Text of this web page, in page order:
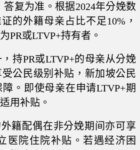
复为准。根据2024年分娩数
的外籍母亲占比不足10%，
PR或LTVP+持有者。
持PR或LTVP+的母亲从分娩
公民级别补贴，新加坡公民
。即使母亲在申请LTVP+期
用补贴。
籍配偶在非分娩期间亦可享
医院住院补贴。若遇经济困